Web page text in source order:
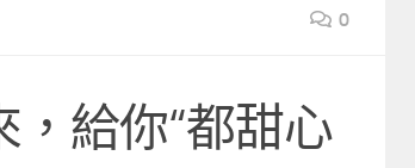
0
給你“都甜心